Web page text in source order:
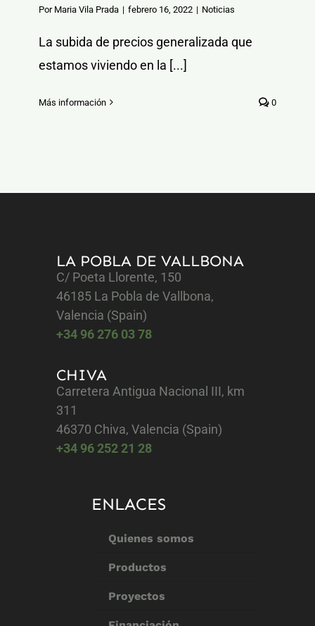
Por Maria Vila Prada | febrero 16, 2022 | Noticias
La subida de precios generalizada que
estamos viviendo en la [...]
Más información 0
LA POBLA DE VALLBONA
C/ Poeta Llorente, 150
46185 La Pobla de Vallbona,
Valencia (Spain)
+34 96 276 03 78
CHIVA
Carretera Antigua Nacional III, km
311
46370 Chiva, Valencia (Spain)
+34 96 252 21 28
ENLACES
Quienes somos
Productos
Proyectos